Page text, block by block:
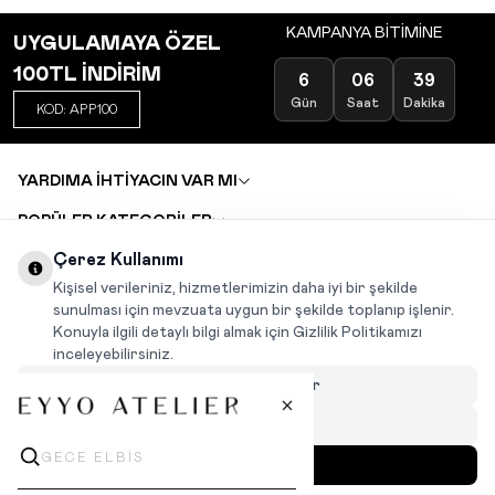
UYGULAMAYA ÖZEL
100TL İNDİRİM
KOD: APP100
KAMPANYA BİTİMİNE
6
Gün
06
Saat
39
Dakika
YARDIMA İHTİYACIN VAR MI
POPÜLER KATEGORİLER
DEĞİŞİM VE İADE TALEBİ
KARIYER
INSTAGRAM
Çerez Kullanımı
Kişisel verileriniz, hizmetlerimizin daha iyi bir şekilde
sunulması için mevzuata uygun bir şekilde toplanıp işlenir.
Konuyla ilgili detaylı bilgi almak için Gizlilik Politikamızı
inceleyebilirsiniz.
Çerezleri Özelleştir